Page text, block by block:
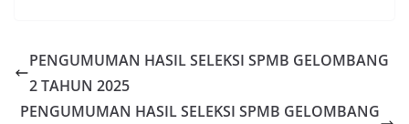
PENGUMUMAN HASIL SELEKSI SPMB GELOMBANG
2 TAHUN 2025
PENGUMUMAN HASIL SELEKSI SPMB GELOMBANG